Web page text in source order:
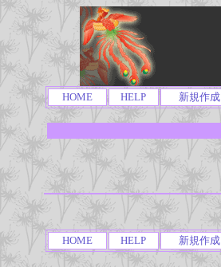
HOME HELP 新規作成
HOME HELP 新規作成